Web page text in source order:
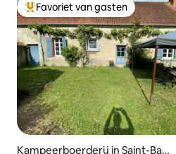
Topfavoriet van gasten
Favoriet van gasten
Kampeerboerderij in Saint-Bau